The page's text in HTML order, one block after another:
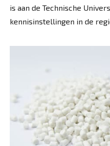
is aan de Technische
kennisinstellingen in de